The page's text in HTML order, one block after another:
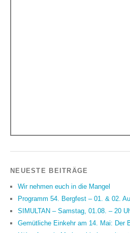
NEUESTE BEITRÄGE
Wir nehmen euch in die Mangel
Programm 54. Bergfest – 01. & 02.
SIMULTAN – Samstag, 01.08. – 20
Gemütliche Einkehr am 14. Mai: Der